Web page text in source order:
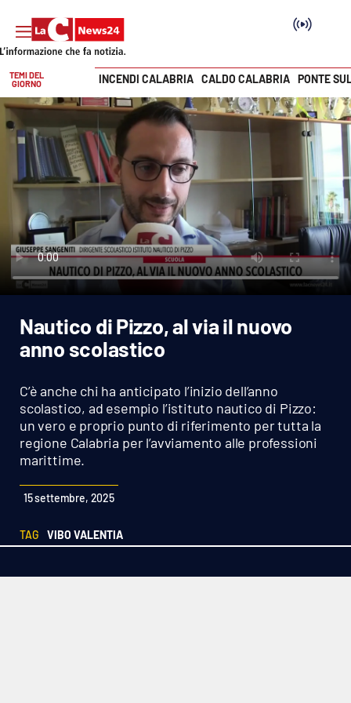
SEZIONI
Cronaca
Attualità
Economia e lavoro
Italia Mondo
Sport
Cultura
Podcast
Vai
TEMI DEL
GIORNO
INCENDI CALABRIA CALDO CALABRIA PONTE
Nautico di Pizzo, al via il nuovo
anno scolastico
C’è anche chi ha anticipato l’inizio dell’anno
scolastico, ad esempio l’istituto nautico di Pizzo:
un vero e proprio punto di riferimento per tutta la
regione Calabria per l’avviamento alle professioni
marittime.
15 settembre, 2025
TAG VIBO VALENTIA